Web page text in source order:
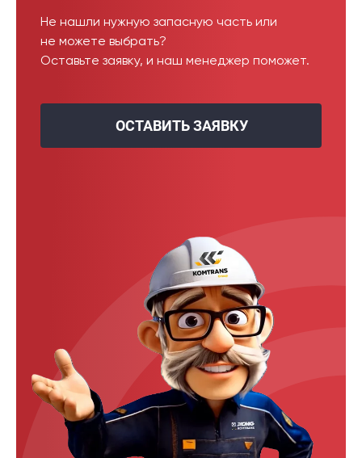
Не нашли нужную запасную часть или
не можете выбрать?
Оставьте заявку, и наш менеджер поможет.
ОСТАВИТЬ ЗАЯВКУ